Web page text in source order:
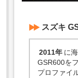
スズキ
2011年 に
GSR600を
プロファイ